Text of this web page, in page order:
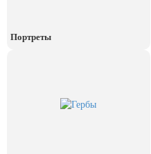
Портреты